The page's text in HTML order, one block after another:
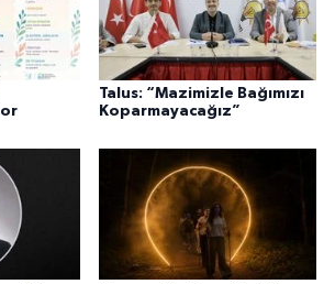
Talus: “Mazimizle Bağımızı
Koparmayacağız”